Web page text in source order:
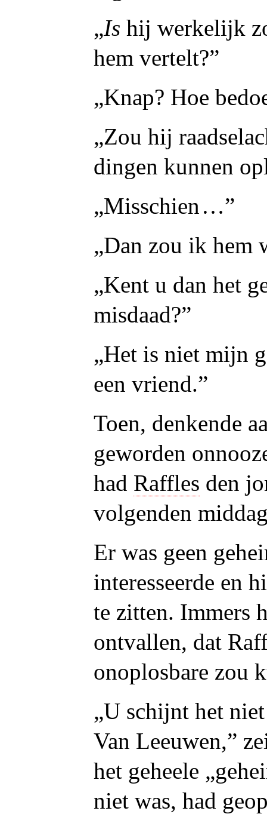
„Is hij werkelijk
hem vertelt?”
„Knap? Hoe
„Zou hij
dingen kunnen
„Misschien …”
„Dan zou ik hem
„Kent u dan het
misdaad?”
„Het is niet mijn
een vriend.”
Toen, denkende
geworden
had Raffles den
volgenden
Er was geen
interesseerde en
te zitten. Immers
ontvallen, dat
onoplosbare zou
„U schijnt het
Van Leeuwen,”
het geheele
niet was, had